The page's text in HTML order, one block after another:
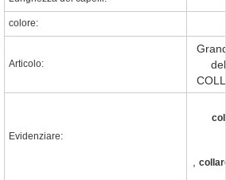
colore:
Articolo:
Evidenziare: